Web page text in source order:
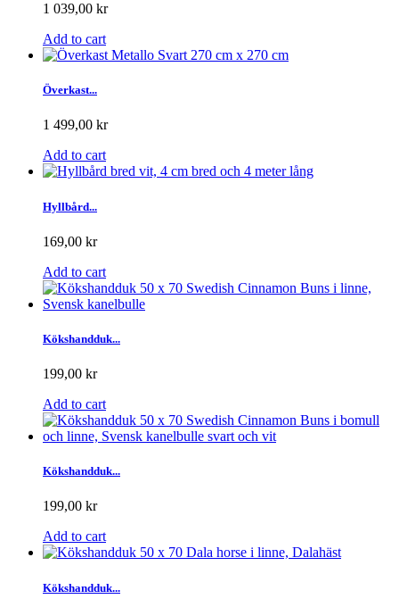
1 039,00 kr
Add to cart
Överkast...
1 499,00 kr
Add to cart
Hyllbård...
169,00 kr
Add to cart
Kökshandduk...
199,00 kr
Add to cart
Kökshandduk...
199,00 kr
Add to cart
Kökshandduk...